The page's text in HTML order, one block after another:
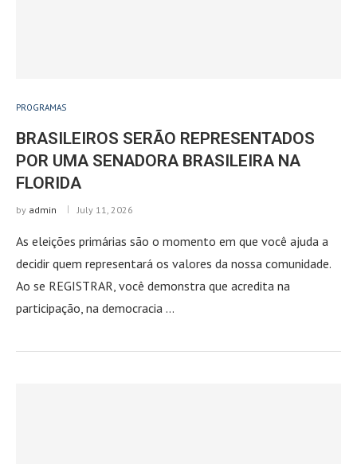
PROGRAMAS
BRASILEIROS SERÃO REPRESENTADOS
POR UMA SENADORA BRASILEIRA NA
FLORIDA
by admin July 11, 2026
As eleições primárias são o momento em que você ajuda a
decidir quem representará os valores da nossa comunidade.
Ao se REGISTRAR, você demonstra que acredita na
participação, na democracia …